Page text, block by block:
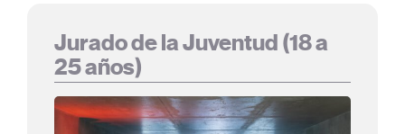
Jurado de la Juventud (18 a
25 años)